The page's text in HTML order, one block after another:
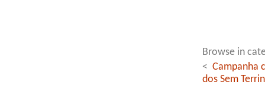
Browse in
< Campanha
dos Sem